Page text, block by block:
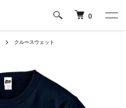
0
クルースウェット